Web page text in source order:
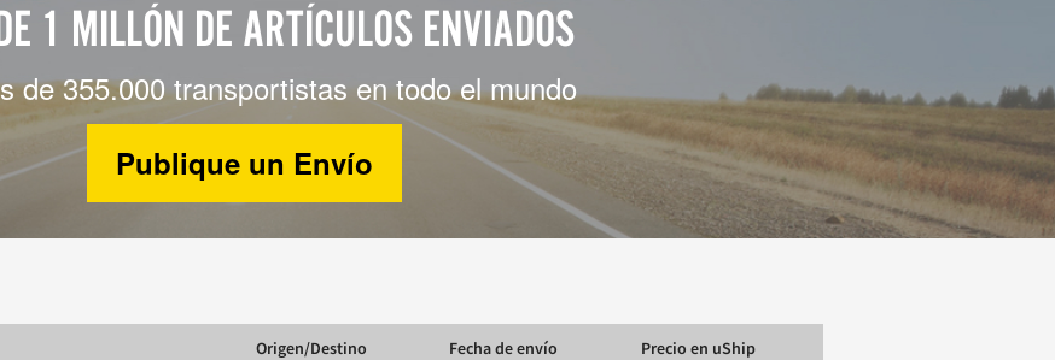
1 MILLÓN DE ARTÍCULOS ENVIADOS
de 355.000 transportistas en todo el mundo
Publique un Envío
Origen/Destino Fecha de envío Precio en uShip